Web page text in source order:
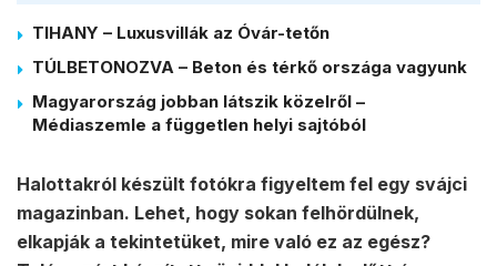
TIHANY – Luxusvillák az Óvár-tetőn
TÚLBETONOZVA – Beton és térkő országa vagyunk
Magyarország jobban látszik közelről –
Médiaszemle a független helyi sajtóból
Halottakról készült fotókra figyeltem fel egy svájci
magazinban. Lehet, hogy sokan felhördülnek,
elkapják a tekintetüket, mire való ez az egész?